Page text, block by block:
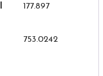
177.897
753.0242